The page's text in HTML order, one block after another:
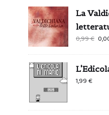
La
0,99€
era:
1,99€